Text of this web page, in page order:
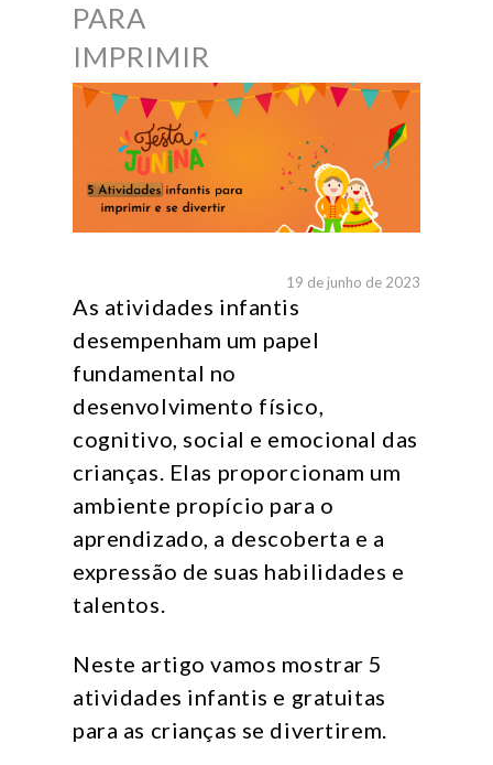
PARA
IMPRIMIR
19 de junho de 2023
As atividades infantis
desempenham um papel
fundamental no
desenvolvimento físico,
cognitivo, social e emocional das
crianças. Elas proporcionam um
ambiente propício para o
aprendizado, a descoberta e a
expressão de suas habilidades e
talentos.
Neste artigo vamos mostrar 5
atividades infantis e gratuitas
para as crianças se divertirem.